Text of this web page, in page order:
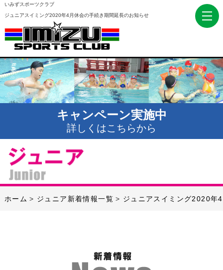
いみずスポーツクラブ
ジュニアスイミング2020年4月休会の手続き期間延長のお知らせ
キャンペーン実施中
詳しくはこちらから
ホーム ジュニア新着情報一覧 ジュニアスイミング2020年